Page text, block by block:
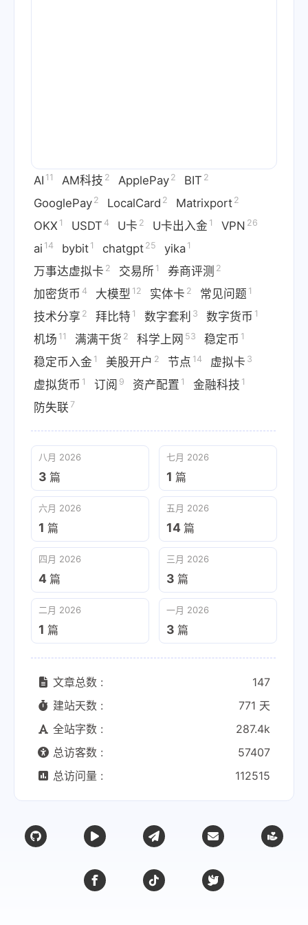
AI 11 AM科技 2 ApplePay 2 BIT 2
GooglePay 2 LocalCard 2 Matrixport 2
OKX 1 USDT 4 U卡 2 U卡出入金 1 VPN 26
ai 14 bybit 1 chatgpt 25 yika 1
万事达虚拟卡 2 交易所 1 券商评测 2
加密货币 4 大模型 12 实体卡 2 常见问题 1
技术分享 2 拜比特 1 数字套利 3 数字货币 1
机场 11 满满干货 2 科学上网 53 稳定币 1
稳定币入金 1 美股开户 2 节点 14 虚拟卡 3
虚拟货币 1 订阅 9 资产配置 1 金融科技 1
防失联 7
八月 2026
3 篇
七月 2026
1 篇
六月 2026
1 篇
五月 2026
14 篇
四月 2026
4 篇
三月 2026
3 篇
二月 2026
1 篇
一月 2026
3 篇
文章总数 :
147
建站天数 :
771 天
全站字数 :
287.4k
总访客数 :
57407
总访问量 :
112515